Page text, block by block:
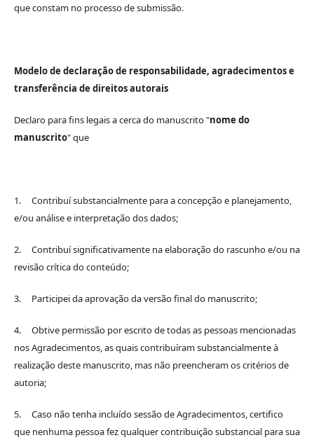
que constam no processo de submissão.
Modelo de declaração de responsabilidade, agradecimentos e
transferência de direitos autorais
Declaro para fins legais a cerca do manuscrito "nome do
manuscrito" que
1. Contribuí substancialmente para a concepção e planejamento,
e/ou análise e interpretação dos dados;
2. Contribuí significativamente na elaboração do rascunho e/ou na
revisão crítica do conteúdo;
3. Participei da aprovação da versão final do manuscrito;
4. Obtive permissão por escrito de todas as pessoas mencionadas
nos Agradecimentos, as quais contribuíram substancialmente à
realização deste manuscrito, mas não preencheram os critérios de
autoria;
5. Caso não tenha incluído sessão de Agradecimentos, certifico
que nenhuma pessoa fez qualquer contribuição substancial para sua